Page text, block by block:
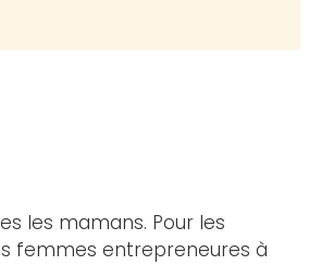
les mamans. Pour les
femmes entrepreneures à